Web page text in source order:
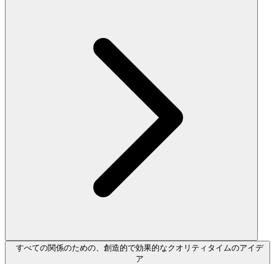
すべての関係のための、創造的で効果的なクオリティタイムのアイデ
ア